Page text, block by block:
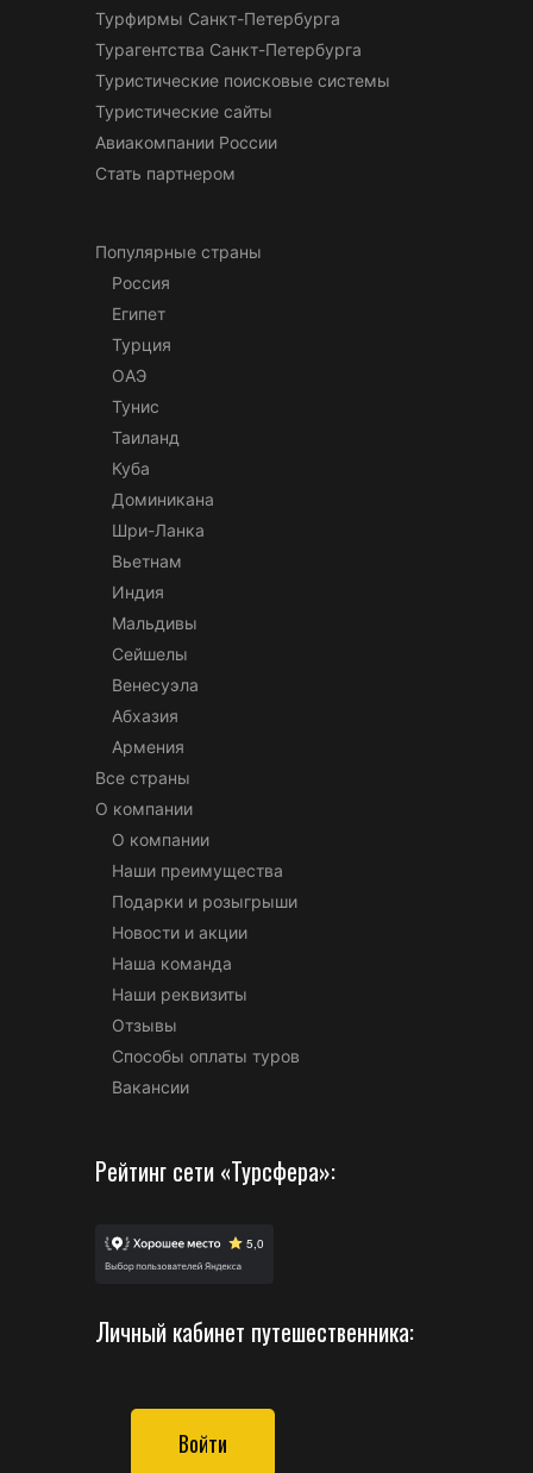
Турфирмы Санкт-Петербурга
Турагентства Санкт-Петербурга
Туристические поисковые системы
Туристические сайты
Авиакомпании России
Стать партнером
Популярные страны
Россия
Египет
Турция
ОАЭ
Тунис
Таиланд
Куба
Доминикана
Шри-Ланка
Вьетнам
Индия
Мальдивы
Сейшелы
Венесуэла
Абхазия
Армения
Все страны
О компании
О компании
Наши преимущества
Подарки и розыгрыши
Новости и акции
Наша команда
Наши реквизиты
Отзывы
Способы оплаты туров
Вакансии
Рейтинг сети «Турсфера»:
Личный кабинет путешественника:
Войти